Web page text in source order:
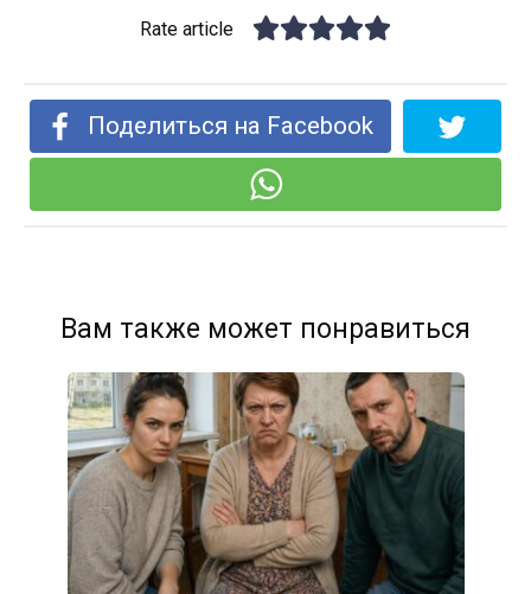
Rate article
Поделиться на Facebook
Вам также может понравиться